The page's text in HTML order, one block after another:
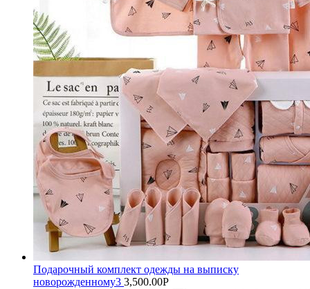
Подарочный комплект одежды на выписку
новорожденному3 3,500.00Р